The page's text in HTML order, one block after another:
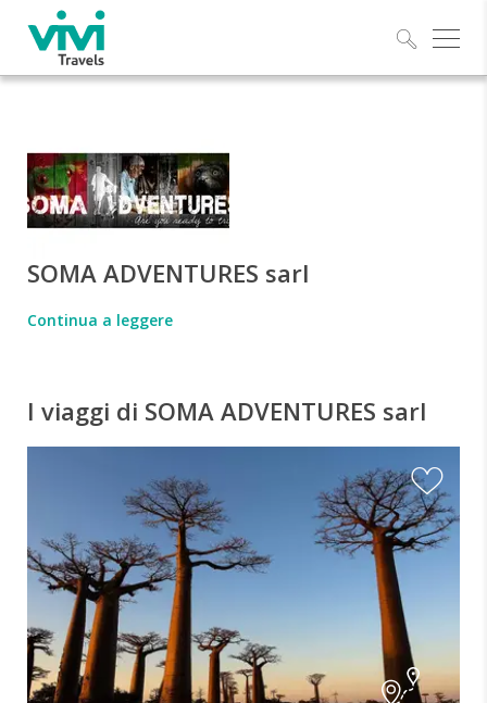
SOMA ADVENTURES sarl
Continua a leggere
I viaggi di SOMA ADVENTURES sarl